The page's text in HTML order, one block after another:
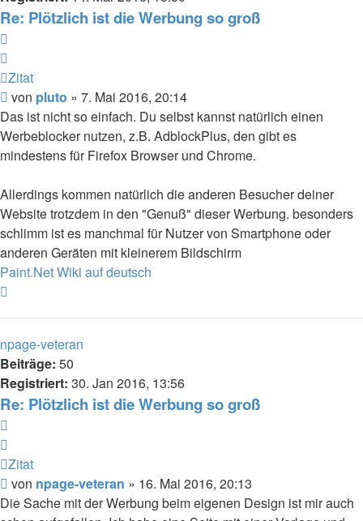
Re: Plötzlich ist die Werbung so groß
Zitat
Beitrag
von pluto » 7. Mai 2016, 20:14
Das ist nicht so einfach. Du selbst kannst natürlich einen
Werbeblocker nutzen, z.B. AdblockPlus, den gibt es
mindestens für Firefox Browser und Chrome.
Allerdings kommen natürlich die anderen Besucher deiner
Website trotzdem in den "Genuß" dieser Werbung. besonders
schlimm ist es manchmal für Nutzer von Smartphone oder
anderen Geräten mit kleinerem Bildschirm
Paint.Net Wiki auf deutsch
npage-veteran
Beiträge: 50
Registriert: 30. Jan 2016, 13:56
Re: Plötzlich ist die Werbung so groß
Zitat
Beitrag
von npage-veteran » 16. Mai 2016, 20:13
Die Sache mit der Werbung beim eigenen Design ist mir auch